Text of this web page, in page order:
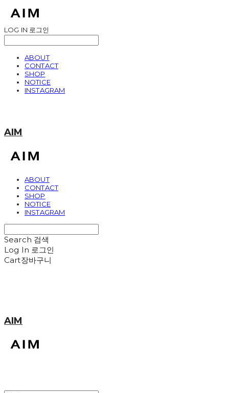
LOG IN 로그인
ABOUT
CONTACT
SHOP
NOTICE
INSTAGRAM
AIM
ABOUT
CONTACT
SHOP
NOTICE
INSTAGRAM
Search 검색
Log In 로그인
Cart장바구니
AIM